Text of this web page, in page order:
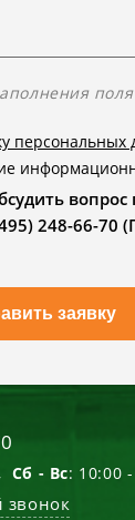
поля
персональных
вопрос
248-66-70
заявку
Сб - Вс: 10:00
звонок